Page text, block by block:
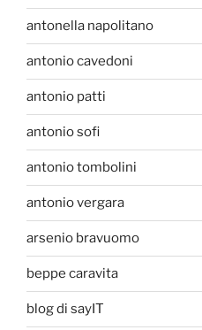
antonella napolitano
antonio cavedoni
antonio patti
antonio sofi
antonio tombolini
antonio vergara
arsenio bravuomo
beppe caravita
blog di sayIT